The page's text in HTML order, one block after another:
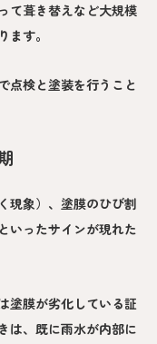
て葺き替えなど大規模
す。
点検と塗装を行うこと
現象）、塗膜のひび割
いったサインが現れた
塗膜が劣化している証
は、既に雨水が内部に